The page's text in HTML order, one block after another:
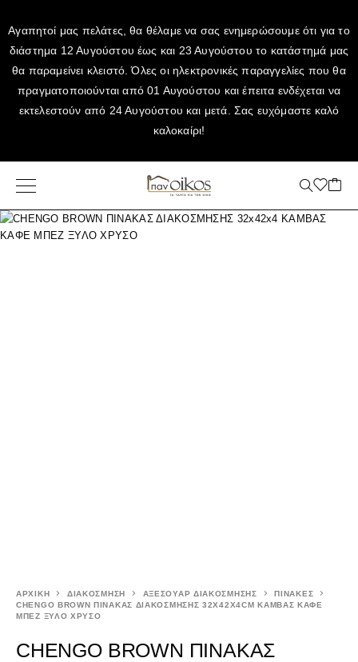
Αγαπητοί μας πελάτες, θα θέλαμε να σας ενημερώσουμε ότι για το
διάστημα 12 Αυγούστου έως και 23 Αυγούστου το κατάστημά μας
θα παραμείνει κλειστό. Όλες οι ηλεκτρονικές παραγγελίες που θα
πραγματοποιούνται από 01 Αυγούστου και έπειτα ενδέχεται να
εκτελεστούν από 24 Αυγούστου και μετά. Σας ευχόμαστε καλό
καλοκαίρι!
ΑΡΧΙΚΉ ΔΙΑΚΟΣΜΗΣΗ ΑΞΕΣΟΥΑΡ ΔΙΑΚΟΣΜΗΣΗΣ
ΠΙΝΑΚΕΣ
CHENGO BROWN ΠΙΝΑΚΑΣ ΔΙΑΚΟΣΜΗΣΗΣ 32X42X4CM ΚΑΜΒΑΣ ΚΑΦΕ
ΜΠΕΖ ΞΥΛΟ ΧΡΥΣΟ
CHENGO BROWN ΠΙΝΑΚΑΣ